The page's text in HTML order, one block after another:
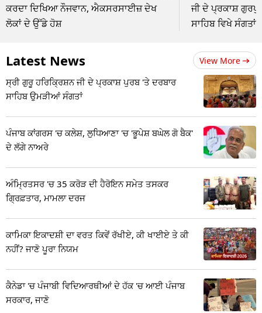
ਕਰਦਾ ਦਿਖਿਆ ਨੌਜਵਾਨ, ਐਕਸਰਸਾਈਜ਼ ਦੇਖ
ਲੋਕਾਂ ਦੇ ਉੱਡੇ ਹੋਸ਼
ਜੀ ਦੇ ਪ੍ਰਕਾਸ਼
ਸਾਹਿਬ ਵਿਖੇ
Latest News View More
ਸ੍ਰੀ ਗੁਰੂ ਹਰਿਕ੍ਰਿਸ਼ਨ ਜੀ ਦੇ ਪ੍ਰਕਾਸ਼ ਪੁਰਬ 'ਤੇ ਦਰਬਾਰ
ਸਾਹਿਬ ਉਮੜੀਆਂ ਸੰਗਤਾਂ
ਪੰਜਾਬ ਕਾਂਗਰਸ 'ਚ ਕਲੇਸ਼, ਲੁਧਿਆਣਾ 'ਚ 'ਭੂਪੇਸ਼ ਬਘੇਲ ਗੋ ਬੈਕ'
ਦੇ ਲੱਗੇ ਨਾਅਰੇ
ਅੰਮ੍ਰਿਤਸਰ 'ਚ 35 ਕਰੋੜ ਦੀ ਹੈਰੋਇਨ ਸਮੇਤ ਤਸਕਰ
ਗ੍ਰਿਫ਼ਤਾਰ, ਮਾਮਲਾ ਦਰਜ
ਕਾਮਿਕਾ ਇਕਾਦਸ਼ੀ ਦਾ ਵਰਤ ਕਿਵੇਂ ਰੱਖੀਏ, ਕੀ ਖਾਈਏ ਤੇ ਕੀ
ਨਹੀਂ? ਜਾਣੋ ਪੂਰਾ ਨਿਯਮ
ਕੈਨੇਡਾ 'ਚ ਪੰਜਾਬੀ ਵਿਦਿਆਰਥੀਆਂ ਦੇ ਹੱਕ 'ਚ ਆਈ ਪੰਜਾਬ
ਸਰਕਾਰ, ਜਾਣੋ